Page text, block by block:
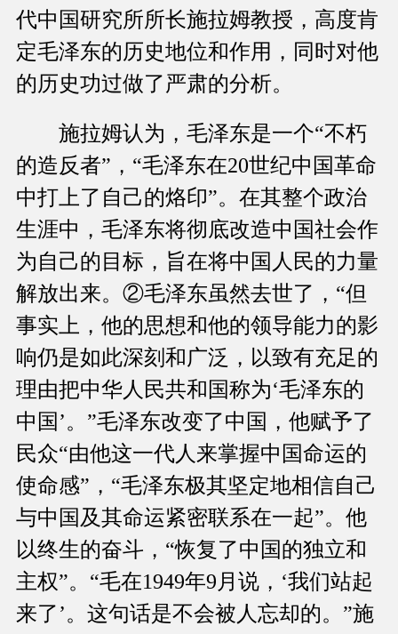
代中国研究所所长施拉姆教授，高度肯
定毛泽东的历史地位和作用，同时对他
的历史功过做了严肃的分析。
施拉姆认为，毛泽东是一个“不朽
的造反者”，“毛泽东在20世纪中国革命
中打上了自己的烙印”。在其整个政治
生涯中，毛泽东将彻底改造中国社会作
为自己的目标，旨在将中国人民的力量
解放出来。②毛泽东虽然去世了，“但
事实上，他的思想和他的领导能力的影
响仍是如此深刻和广泛，以致有充足的
理由把中华人民共和国称为‘毛泽东的
中国’。”毛泽东改变了中国，他赋予了
民众“由他这一代人来掌握中国命运的
使命感”，“毛泽东极其坚定地相信自己
与中国及其命运紧密联系在一起”。他
以终生的奋斗，“恢复了中国的独立和
主权”。“毛在1949年9月说，‘我们站起
来了’。这句话是不会被人忘却的。”施